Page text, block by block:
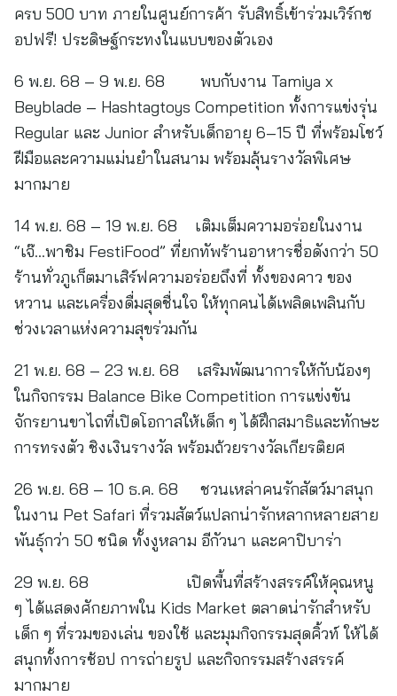
ครบ 500 บาท ภายในศูนย์การค้า รับสิทธิ์เข้าร่วมเวิร์กช
อปฟรี! ประดิษฐ์กระทงในแบบของตัวเอง
6 พ.ย. 68 – 9 พ.ย. 68 พบกับงาน Tamiya x
Beyblade – Hashtagtoys Competition ทั้งการแข่งรุ่น
Regular และ Junior สำหรับเด็กอายุ 6–15 ปี ที่พร้อมโชว์
ฝีมือและความแม่นยำในสนาม พร้อมลุ้นรางวัลพิเศษ
มากมาย
14 พ.ย. 68 – 19 พ.ย. 68 เติมเต็มความอร่อยในงาน
“เจ๊…พาชิม FestiFood” ที่ยกทัพร้านอาหารชื่อดังกว่า 50
ร้านทั่วภูเก็ตมาเสิร์ฟความอร่อยถึงที่ ทั้งของคาว ของ
หวาน และเครื่องดื่มสุดชื่นใจ ให้ทุกคนได้เพลิดเพลินกับ
ช่วงเวลาแห่งความสุขร่วมกัน
21 พ.ย. 68 – 23 พ.ย. 68 เสริมพัฒนาการให้กับน้องๆ
ในกิจกรรม Balance Bike Competition การแข่งขัน
จักรยานขาไถที่เปิดโอกาสให้เด็ก ๆ ได้ฝึกสมาธิและทักษะ
การทรงตัว ชิงเงินรางวัล พร้อมถ้วยรางวัลเกียรติยศ
26 พ.ย. 68 – 10 ธ.ค. 68 ชวนเหล่าคนรักสัตว์มาสนุก
ในงาน Pet Safari ที่รวมสัตว์แปลกน่ารักหลากหลายสาย
พันธุ์กว่า 50 ชนิด ทั้งงูหลาม อีกัวนา และคาปิบาร่า
29 พ.ย. 68 เปิดพื้นที่สร้างสรรค์ให้คุณหนู
ๆ ได้แสดงศักยภาพใน Kids Market ตลาดน่ารักสำหรับ
เด็ก ๆ ที่รวมของเล่น ของใช้ และมุมกิจกรรมสุดคิ้วท์ ให้ได้
สนุกทั้งการช้อป การถ่ายรูป และกิจกรรมสร้างสรรค์
มากมาย